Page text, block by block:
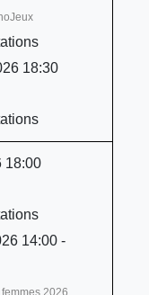
18:30
18:00
14:00 -